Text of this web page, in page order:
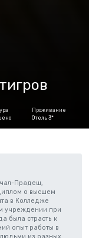
Проживание
Отель 3*
Прадеш,
о высшем
в Колледже
учреждении при
была страсть к
опыт работы в
из разных